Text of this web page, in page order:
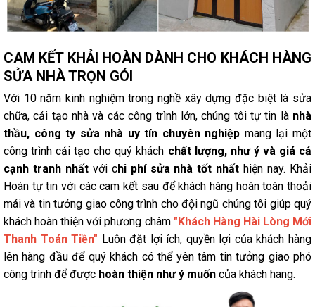
CAM KẾT KHẢI HOÀN DÀNH CHO KHÁCH HÀNG
SỬA NHÀ TRỌN GÓI
Với 10 năm kinh nghiệm trong nghề xây dựng đặc biệt là sửa
chữa, cải tạo nhà và các công trình lớn, chúng tôi tự tin là nhà
thầu, công ty sửa nhà uy tín chuyên nghiệp mang lại một
công trình cải tạo cho quý khách chất lượng, như ý và giá cả
cạnh tranh nhất với chi phí sửa nhà tốt nhất hiện nay. Khải
Hoàn tự tin với các cam kết sau để khách hàng hoàn toàn thoải
mái và tin tưởng giao công trình cho đội ngũ chúng tôi giúp quý
khách hoàn thiện với phương châm "Khách Hàng Hài Lòng Mới
Thanh Toán Tiền" Luôn đặt lợi ích, quyền lợi của khách hàng
lên hàng đầu để quý khách có thể yên tâm tin tưởng giao phó
công trình để được hoàn thiện như ý muốn của khách hang.